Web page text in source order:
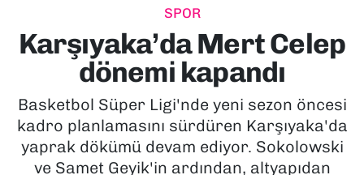
SPOR
Karşıyaka’da Mert Celep
dönemi kapandı
Basketbol Süper Ligi'nde yeni sezon öncesi
kadro planlamasını sürdüren Karşıyaka'da
yaprak dökümü devam ediyor. Sokolowski
ve Samet Geyik'in ardından, altyapıdan
EKONOMİ
KÜLTÜR SANAT
MAGAZİN
Süper Lig Puan Durumu ve Fikstür
Tüm Manşetler
Son Dakika Haberleri
Haber Arşivi